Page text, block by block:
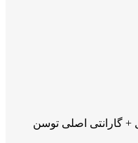
+ گارانتی اصلی توسن